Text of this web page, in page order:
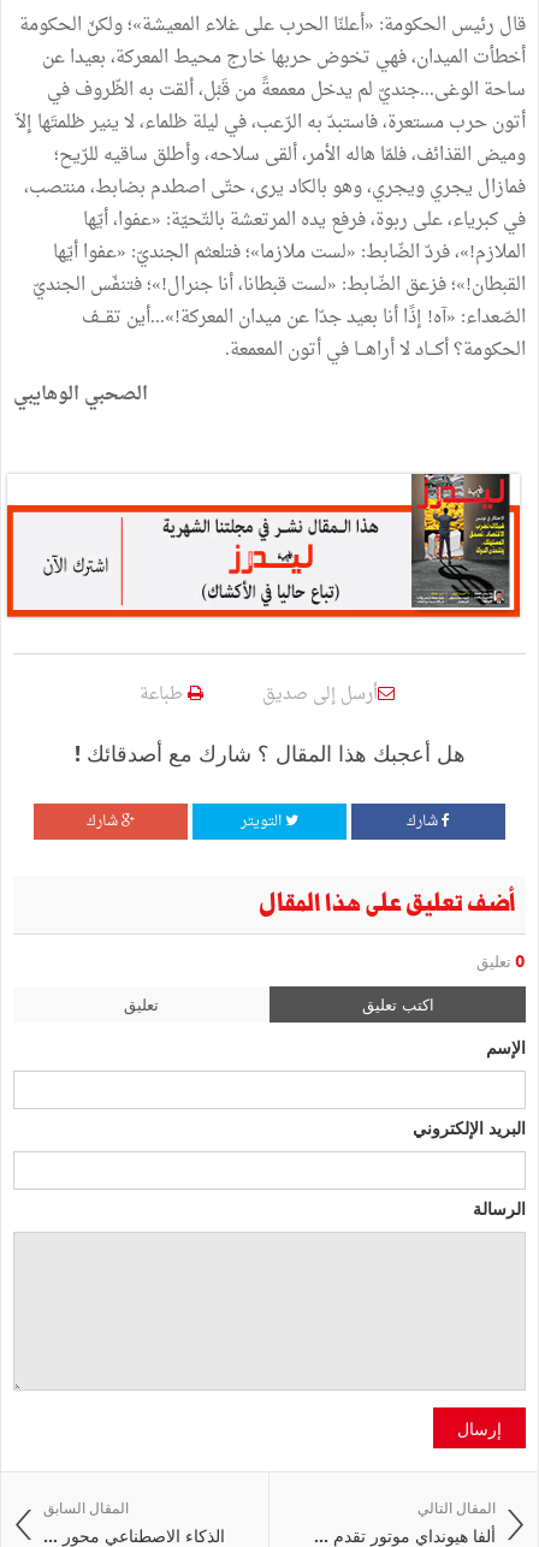
قال رئيس الحكومة: «أعلنّا الحرب على غلاء المعيشة»؛ ولكنّ الحكومة
أخطأت الميدان، فهي تخوض حربها خارج محيط المعركة، بعيدا عن
ساحة الوغى...جنديّ لم يدخل معمعةً من قَبْل، ألقت به الظّروف في
أتون حرب مستعرة، فاستبدّ به الرّعب، في ليلة ظلماء، لا ينير ظلمتَها إلاّ
وميض القذائف، فلمّا هاله الأمر، ألقى سلاحه، وأطلق ساقيه للرّيح؛
فمازال يجري ويجري، وهو بالكاد يرى، حتّى اصطدم بضابط، منتصب،
في كبرياء، على ربوة، فرفع يده المرتعشة بالتّحيّة: «عفوا، أيّها
الملازم!»، فردّ الضّابط: «لست ملازما»؛ فتلعثم الجنديّ: «عفوا أيّها
القبطان!»؛ فزعق الضّابط: «لست قبطانا، أنا جنرال!»؛ فتنفّس الجنديّ
الصّعداء: «آه! إذًا أنا بعيد جدّا عن ميدان المعركة!»...أين تقـــف
الحكومة؟ أكـــاد لا أراهـــا في أتون المعمعة.
الصحبي الوهايبي
أرسل إلى صديق طباعة
هل أعجبك هذا المقال ؟ شارك مع أصدقائك !
شارك التويتر شارك
أضف تعليق على هذا المقال
0 تعليق
اكتب تعليق تعليق
الإسم
البريد الإلكتروني
الرسالة
إرسال
المقال السابق
الذكاء الاصطناعي محور ...
المقال التالي
ألفا هيونداي موتور تقدم ...